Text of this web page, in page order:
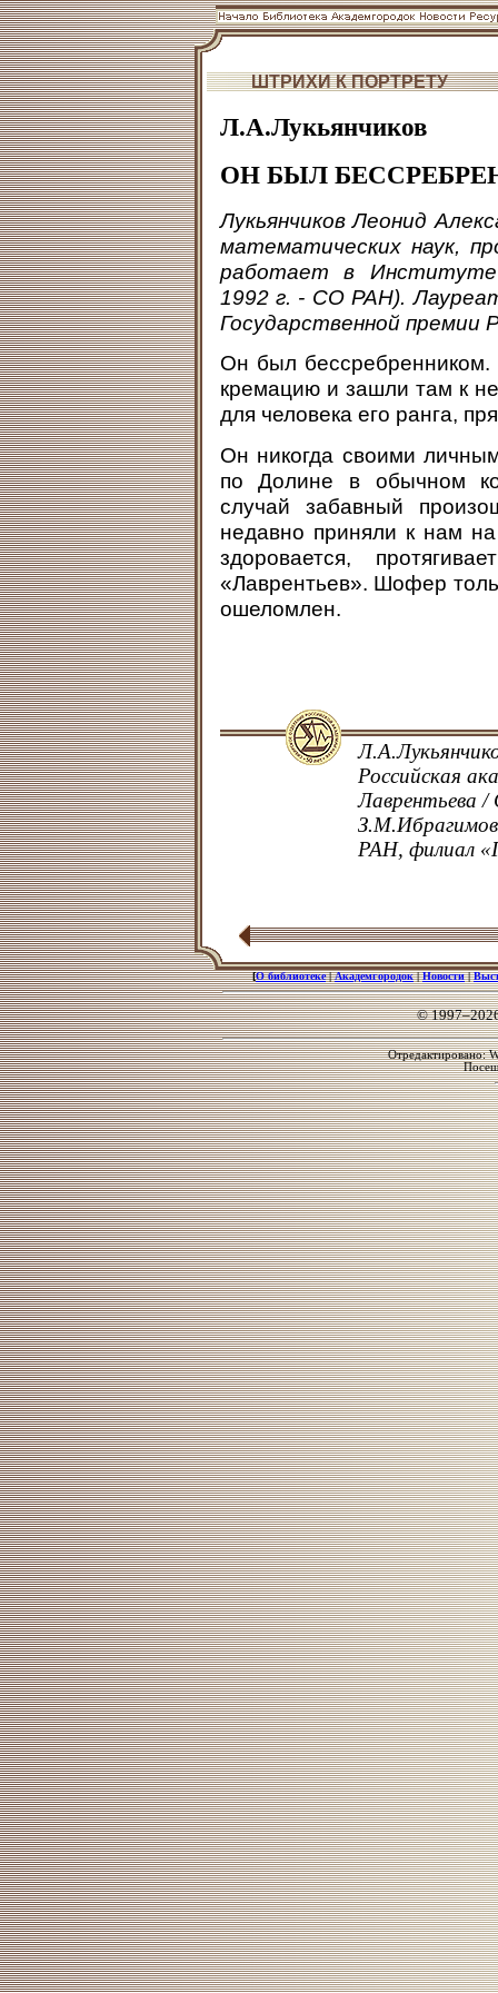
ШТРИХИ К ПОРТРЕТУ
Л.А.Лукьянчиков
ОН БЫЛ
Лукьянчиков Леонид
математических наук,
работает в
1992 г. - СО РАН).
Государственной премии
Он был
кремацию и зашли там к
для человека его ранга,
Он никогда своими
по Долине в обычном
случай забавный
недавно приняли к нам
здоровается,
«Лаврентьев». Шофер
ошеломлен.
Российская
Лаврентьева
РАН, филиал
[О библиотеке|Академгородок|Новости|
©
Отредактировано: